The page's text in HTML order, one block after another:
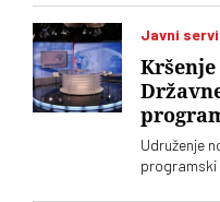
Vučić je
počinjenih
Javni
Kršenje
Udruženje
programski